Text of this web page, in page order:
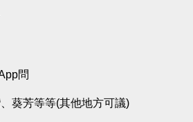
問
葵芳等等(其他地方可議)